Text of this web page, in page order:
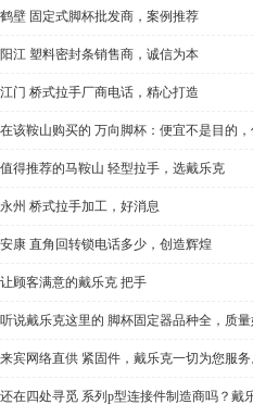
鹤壁 固定式脚杯批发商，案例推荐
阳江 塑料密封条销售商，诚信为本
江门 桥式拉手厂商电话，精心打造
在该鞍山购买的 万向脚杯：便宜不是目的
值得推荐的马鞍山 轻型拉手，选戴乐克
永州 桥式拉手加工，好消息
安康 直角回转锁电话多少，创造辉煌
让顾客满意的戴乐克 把手
听说戴乐克这里的 脚杯固定器品种全，质
来宾网络直供 紧固件，戴乐克一切为您服
还在四处寻觅 系列p型连接件制造商吗？戴